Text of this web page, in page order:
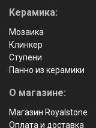
Керамика:
Мозаика
Клинкер
Ступени
Панно из керамики
О магазине:
Магазин Royalstone
Оплата и доставка